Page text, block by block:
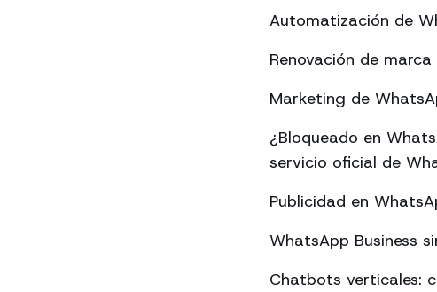
Automatización de
Renovación de
Marketing de
¿Bloqueado en
servicio oficial de
Publicidad en
WhatsApp Business
Chatbots verticales: